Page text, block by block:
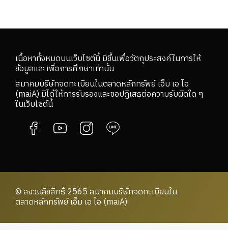
เนื้อหาทั้งหมดบนเว็บไซต์นี้ มีขึ้นเพื่อวัตถุประสงค์ในการให้
ข้อมูลและเพื่อการศึกษาเท่านั้น
สมาคมบริษัทจดทะเบียนในตลาดหลักทรัพย์ เอ็ม เอ ไอ
(maiA) มิได้ให้การรับรองและขอปฏิเสธต่อความรับผิดใด ๆ
ในเว็บไซต์นี้
© สงวนลิขสิทธิ์ 2565 สมาคมบริษัทจดทะเบียนใน
ตลาดหลักทรัพย์ เอ็ม เอ ไอ (maiA)